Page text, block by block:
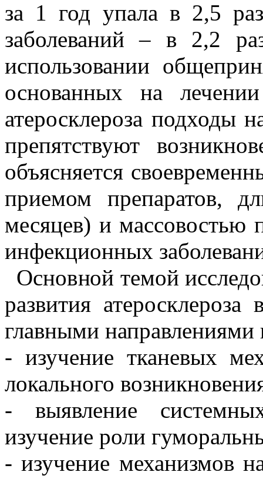
за 1 год упала в 2,5
заболеваний – в 2,2
использовании
основанных на
атеросклероза подходы
препятствуют
объясняется
приемом препаратов,
месяцев) и массовостью
инфекционных
Основной темой
развития
главными направлениями
- изучение тканевых
локального
- выявление
изучение роли
- изучение механизмов